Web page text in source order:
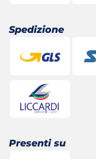
Spedizione
Presenti su